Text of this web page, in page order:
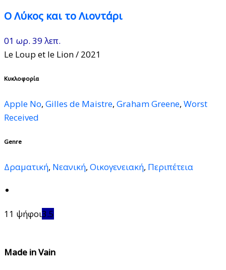
Ο Λύκος και το Λιοντάρι
01 ωρ. 39 λεπ.
Le Loup et le Lion/ 2021
Κυκλοφορία
Apple No, Gilles de Maistre, Graham Greene, Worst
Received
Genre
Δραματική, Νεανική, Οικογενειακή, Περιπέτεια
11 ψήφοι3.5
Made in Vain